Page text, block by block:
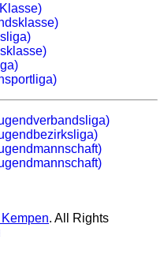
. All Rights